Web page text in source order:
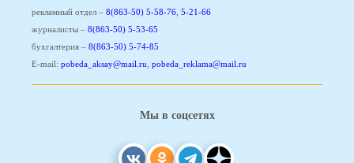
рекламный отдел – 8(863-50) 5-58-76 5-21-66
журналисты – 8(863-50) 5-53-65
бухгалтерия – 8(863-50) 5-74-85
E-mail: pobeda_aksay@mail.ru pobeda_reklama@mail.ru
Мы в соцсетях